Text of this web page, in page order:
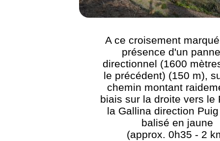
A ce croisement
présence d'un
directionnel (1600
le précédent) (150 m),
chemin montant
biais sur la droite vers le
la Gallina direction
balisé en jaune
(approx. 0h35 - 2